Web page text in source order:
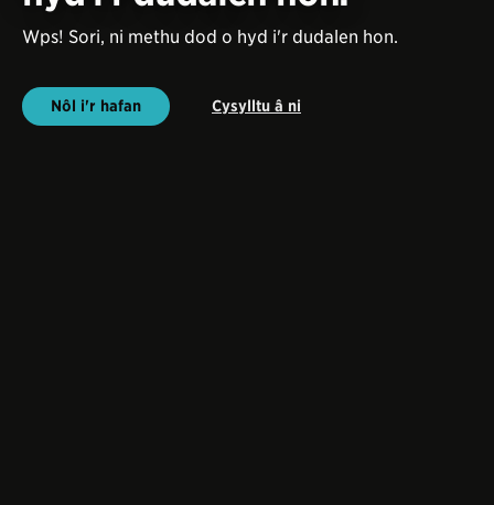
Wps! Sori, ni methu dod o hyd i'r dudalen hon.
Nôl i'r hafan Cysylltu â ni